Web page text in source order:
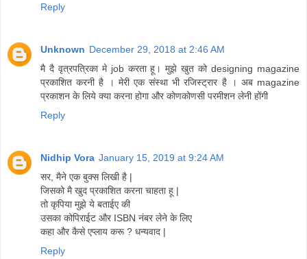
Reply
Unknown December 29, 2018 at 2:46 AM
मै दै वृत्रपत्रिका मे job करता हू। मुझे खुत को designing magazine
प्रकाशित करनी है । मेरी एक संस्था भी रजिस्ट्रार है । अब magazine
प्रकाशन के लिये क्या करना होगा और कोणकोणसी परमीशन लेनी होंगी
Reply
Nidhip Vora January 15, 2019 at 9:24 AM
सर, मैने एक बुक्स लिखी है |
जिसको मै खुद प्रकाशित करना चाहता हू |
तो कृपिया मुझे ये बताईए की
उसका कोपिराईट और ISBN नंबर लेने के लिए
कहा और कैसे एप्लाय करू ? धन्यवाद |
Reply